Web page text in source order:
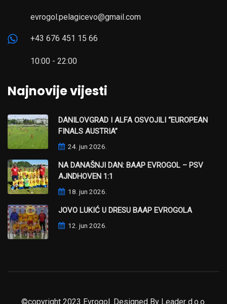
evrogol.pelagicevo@gmail.com
+43 676 451 15 66
10:00 - 22:00
Najnovije vijesti
DANILOVGRAD I ALFA OSVOJILI “EUROPEAN
FINALS AUSTRIA”
24. jun 2026.
NA DANAŠNJI DAN: BAAP EVROGOL – PSV
AJNDHOVEN 1:1
18. jun 2026.
JOVO LUKIĆ U DRESU BAAP EVROGOLA
12. jun 2026.
©copyright 2023 Evrogol. Designed By Leader d.o.o.